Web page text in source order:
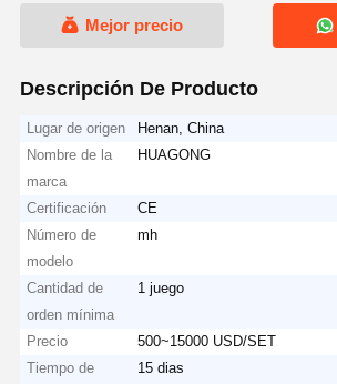
Mejor precio
Descripción De Producto
Lugar de origen
Henan, China
Nombre de la
marca
HUAGONG
Certificación
CE
Número de
modelo
mh
Cantidad de
orden mínima
1 juego
Precio
500~15000 USD/SET
Tiempo de
15 dias